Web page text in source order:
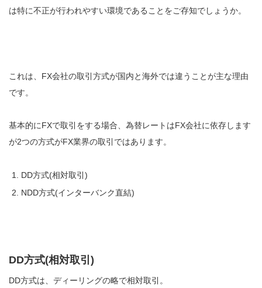
は特に不正が行われやすい環境であることをご存知でしょうか。
これは、FX会社の取引方式が国内と海外では違うことが主な理由
です。
基本的にFXで取引をする場合、為替レートはFX会社に依存します
が2つの方式がFX業界の取引ではあります。
DD方式(相対取引)
NDD方式(インターバンク直結)
DD方式(相対取引)
DD方式は、ディーリングの略で相対取引。